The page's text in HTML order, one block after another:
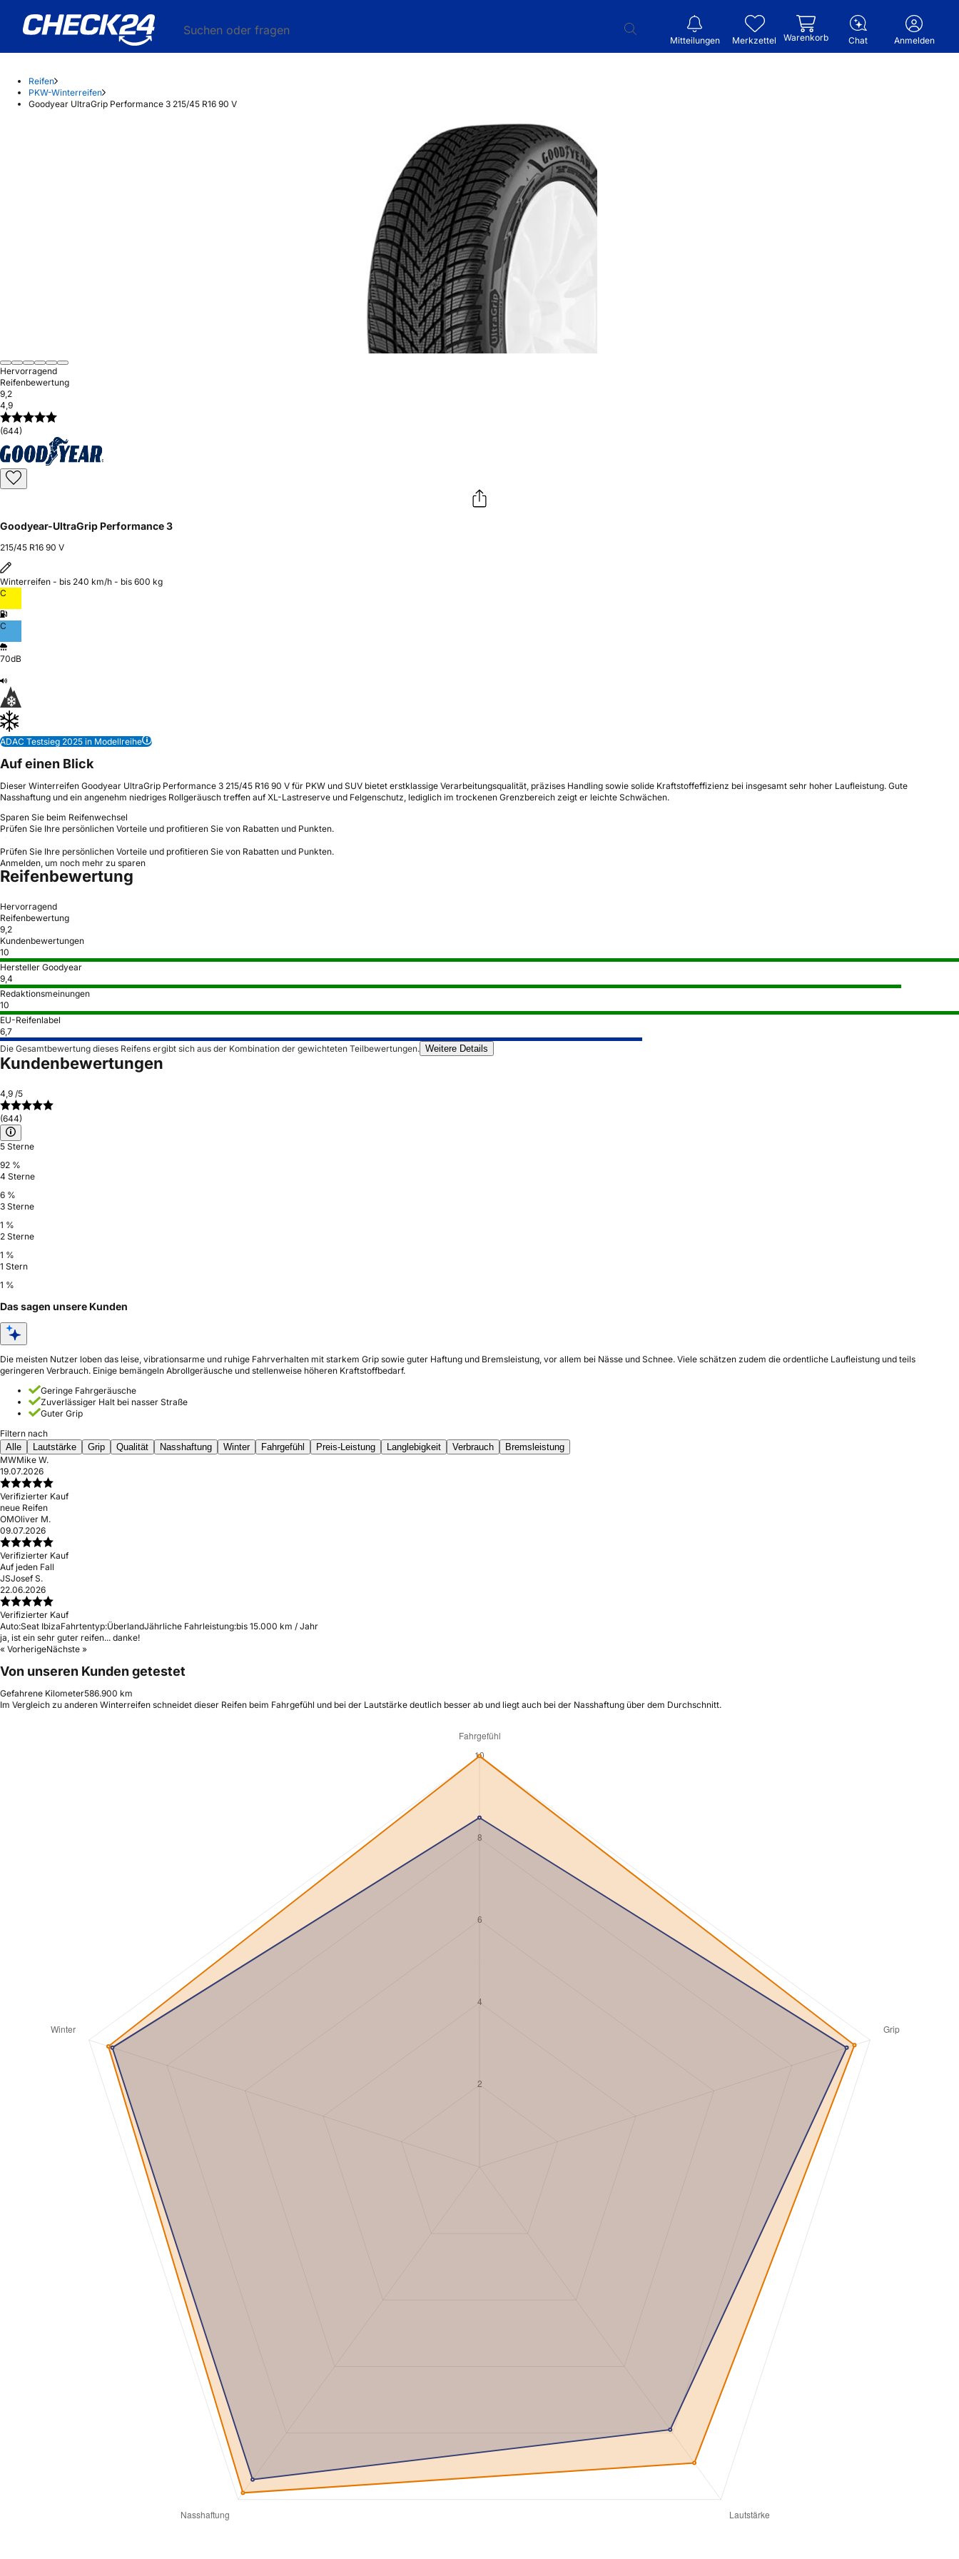
Suchen oder fragen
Mitteilungen Merkzettel Warenkorb Chat Anmelden
Reifen
PKW-Winterreifen
Goodyear UltraGrip Performance 3 215/45 R16 90 V
Hervorragend
Reifenbewertung
9,2
4,9
(644)
Goodyear-UltraGrip Performance 3
215/45 R16 90 V
Winterreifen - bis 240 km/h - bis 600 kg
C
C
70dB
ADAC Testsieg 2025 in Modellreihe
Auf einen Blick
Dieser Winterreifen Goodyear UltraGrip Performance 3 215/45 R16 90 V für PKW und SUV bietet erstklassige Verarbeitungsqualität, präzises Handling sowie solide Kraftstoffeffizienz bei insgesamt sehr hoher Laufleistung. Gute
Nasshaftung und ein angenehm niedriges Rollgeräusch treffen auf XL-Lastreserve und Felgenschutz, lediglich im trockenen Grenzbereich zeigt er leichte Schwächen.
Sparen Sie beim Reifenwechsel
Prüfen Sie Ihre persönlichen Vorteile und profitieren Sie von Rabatten und Punkten.
Prüfen Sie Ihre persönlichen Vorteile und profitieren Sie von Rabatten und Punkten.
Anmelden, um noch mehr zu sparen
Reifenbewertung
Hervorragend
Reifenbewertung
9,2
Kundenbewertungen
10
Hersteller Goodyear
9,4
Redaktionsmeinungen
10
EU-Reifenlabel
6,7
Die Gesamtbewertung dieses Reifens ergibt sich aus der Kombination der gewichteten Teilbewertungen. Weitere Details
Kundenbewertungen
4,9 /5
(644)
5 Sterne
92 %
4 Sterne
6 %
3 Sterne
1 %
2 Sterne
1 %
1 Stern
1 %
Das sagen unsere Kunden
Die meisten Nutzer loben das leise, vibrationsarme und ruhige Fahrverhalten mit starkem Grip sowie guter Haftung und Bremsleistung, vor allem bei Nässe und Schnee. Viele schätzen zudem die ordentliche Laufleistung und teils
geringeren Verbrauch. Einige bemängeln Abrollgeräusche und stellenweise höheren Kraftstoffbedarf.
Geringe Fahrgeräusche
Zuverlässiger Halt bei nasser Straße
Guter Grip
Filtern nach
Alle
Lautstärke Grip Qualität Nasshaftung Winter Fahrgefühl Preis-Leistung Langlebigkeit Verbrauch
Bremsleistung
MWMike W.
19.07.2026
Verifizierter Kauf
neue Reifen
OMOliver M.
09.07.2026
Verifizierter Kauf
Auf jeden Fall
JSJosef S.
22.06.2026
Verifizierter Kauf
Auto:Seat IbizaFahrtentyp:ÜberlandJährliche Fahrleistung:bis 15.000 km / Jahr
ja, ist ein sehr guter reifen... danke!
« VorherigeNächste »
Von unseren Kunden getestet
Gefahrene Kilometer586.900 km
Im Vergleich zu anderen Winterreifen schneidet dieser Reifen beim Fahrgefühl und bei der Lautstärke deutlich besser ab und liegt auch bei der Nasshaftung über dem Durchschnitt.